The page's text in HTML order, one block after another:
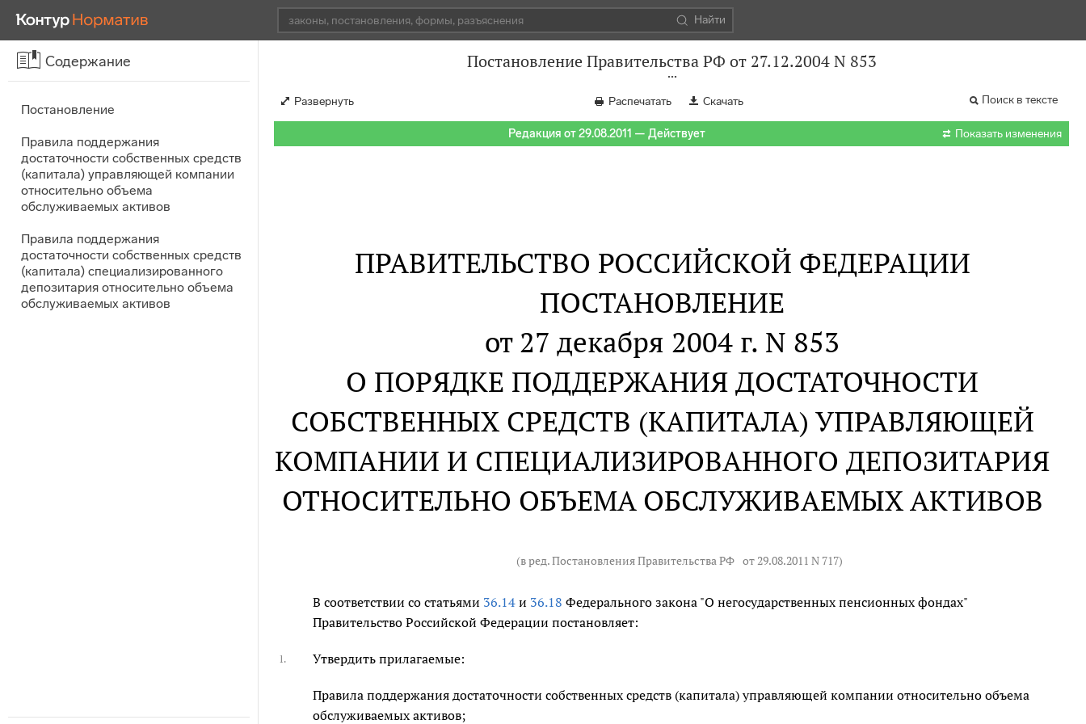
Найти
Содержание
Постановление
Правила поддержания
достаточности собственных средств
(капитала) управляющей компании
относительно объема
обслуживаемых активов
Правила поддержания
достаточности собственных средств
(капитала) специализированного
депозитария относительно объема
обслуживаемых активов
Постановление Правительства РФ от 27.12.2004 N 853
Развернуть Распечатать Скачать Поиск в тексте
Редакция от 29.08.2011 — Действует  Показать изменения
ПРАВИТЕЛЬСТВО РОССИЙСКОЙ ФЕДЕРАЦИИ
ПОСТАНОВЛЕНИЕ
от 27 декабря 2004 г. N 853
О ПОРЯДКЕ ПОДДЕРЖАНИЯ ДОСТАТОЧНОСТИ
СОБСТВЕННЫХ СРЕДСТВ (КАПИТАЛА) УПРАВЛЯЮЩЕЙ
КОМПАНИИ И СПЕЦИАЛИЗИРОВАННОГО ДЕПОЗИТАРИЯ
ОТНОСИТЕЛЬНО ОБЪЕМА ОБСЛУЖИВАЕМЫХ АКТИВОВ
(в ред. Постановления Правительства РФ от 29.08.2011 N 717)
В соответствии со статьями 36.14 и 36.18 Федерального закона "О негосударственных пенсионных фондах"
Правительство Российской Федерации постановляет:
1. Утвердить прилагаемые:
Правила поддержания достаточности собственных средств (капитала) управляющей компании относительно объема
обслуживаемых активов;